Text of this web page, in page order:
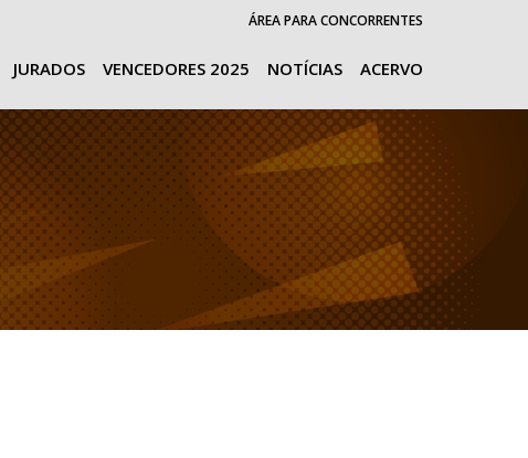
ÁREA PARA CONCORRENTES
JURADOS VENCEDORES 2025 NOTÍCIAS ACERVO